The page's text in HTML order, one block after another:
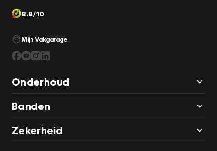
8.8/10
Mijn Vakgarage
Onderhoud
Banden
Zekerheid